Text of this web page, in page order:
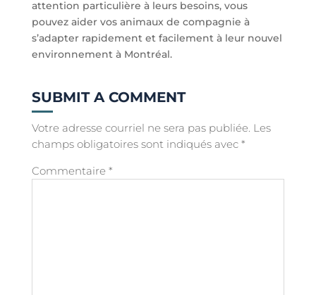
attention particulière à leurs besoins, vous
pouvez aider vos animaux de compagnie à
s’adapter rapidement et facilement à leur nouvel
environnement à Montréal.
SUBMIT A COMMENT
Votre adresse courriel ne sera pas publiée. Les
champs obligatoires sont indiqués avec *
Commentaire *